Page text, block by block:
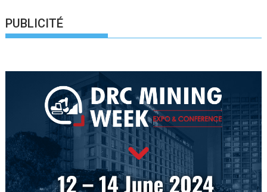
n
d
s
c
l
e
PUBLICITÉ